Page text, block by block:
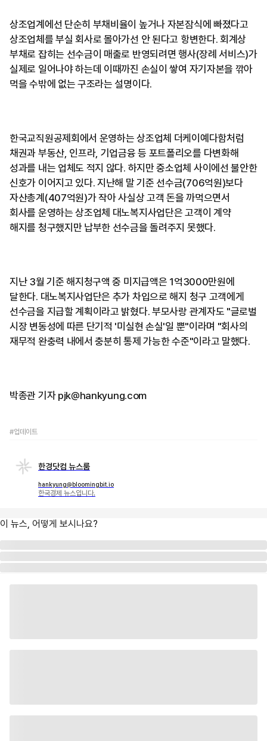
상조업계에선 단순히 부채비율이 높거나 자본잠식에 빠졌다고
상조업체를 부실 회사로 몰아가선 안 된다고 항변한다. 회계상
부채로 잡히는 선수금이 매출로 반영되려면 행사(장례 서비스)가
실제로 일어나야 하는데 이때까진 손실이 쌓여 자기자본을 깎아
먹을 수밖에 없는 구조라는 설명이다.
한국교직원공제회에서 운영하는 상조업체 더케이예다함처럼
채권과 부동산, 인프라, 기업금융 등 포트폴리오를 다변화해
성과를 내는 업체도 적지 않다. 하지만 중소업체 사이에선 불안한
신호가 이어지고 있다. 지난해 말 기준 선수금(706억원)보다
자산총계(407억원)가 작아 사실상 고객 돈을 까먹으면서
회사를 운영하는 상조업체 대노복지사업단은 고객이 계약
해지를 청구했지만 납부한 선수금을 돌려주지 못했다.
지난 3월 기준 해지청구액 중 미지급액은 1억3000만원에
달한다. 대노복지사업단은 추가 차입으로 해지 청구 고객에게
선수금을 지급할 계획이라고 밝혔다. 부모사랑 관계자도 "글로벌
시장 변동성에 따른 단기적 '미실현 손실'일 뿐"이라며 "회사의
재무적 완충력 내에서 충분히 통제 가능한 수준"이라고 말했다.
박종관 기자 pjk@hankyung.com
#업데이트
한경닷컴 뉴스룸
hankyung@bloomingbit.io
한국경제 뉴스입니다.
이 뉴스, 어떻게 보시나요?